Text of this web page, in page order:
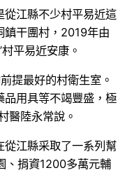
從江縣不少村平易近這
鎮干團村，2019年由
平易近安康。
提最好的村衛生室。
品用具等不竭豐盛，極
醫陸永常說。
從江縣采取了一系列幫
、捐資1200多萬元輔